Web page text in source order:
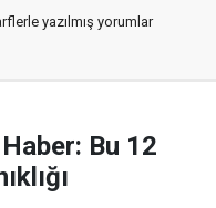
yazılmış yorumlar
Bu 12